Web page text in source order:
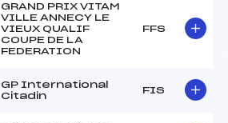
GRAND PRIX VITAM
VILLE ANNECY LE
VIEUX QUALIF
COUPE DE LA
FEDERATION
FFS
GP International
Citadin
FIS